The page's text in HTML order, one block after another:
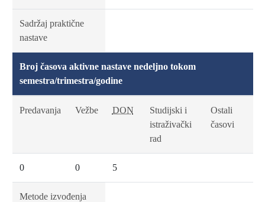
Sadržaj praktične
nastave
Broj časova aktivne nastave nedeljno tokom
semestra/trimestra/godine
Predavanja Vežbe DON
Studijski i
istraživački
rad
Ostali
časovi
0 0 5
Metode izvođenja